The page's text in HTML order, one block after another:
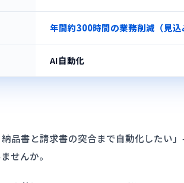
年間約300時間の業務削減（見
AI自動化
納品書と請求書の突合まで自動化した
せんか。